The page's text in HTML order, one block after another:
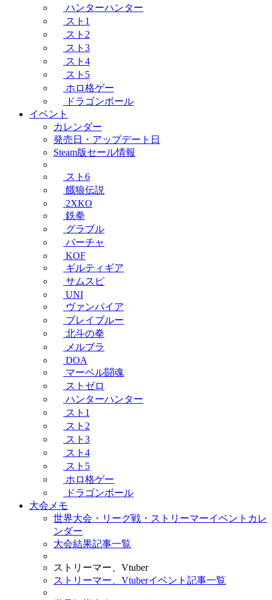
ハンターハンター
スト1
スト2
スト3
スト4
スト5
ホロ格ゲー
ドラゴンボール
イベント
カレンダー
発売日・アップデート日
Steam版セール情報
スト6
餓狼伝説
2XKO
鉄拳
グラブル
バーチャ
KOF
ギルティギア
サムスピ
UNI
ヴァンパイア
ブレイブルー
北斗の拳
メルブラ
DOA
マーベル闘魂
ストゼロ
ハンターハンター
スト1
スト2
スト3
スト4
スト5
ホロ格ゲー
ドラゴンボール
大会メモ
世界大会・リーグ戦・ストリーマーイベントカレ
ンダー
大会結果記事一覧
ストリーマー、Vtuber
ストリーマー、Vtuberイベント記事一覧